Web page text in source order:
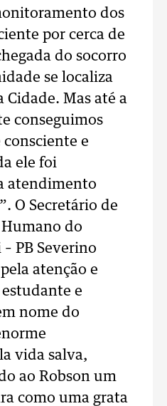
dos
por cerca de
do socorro
se localiza
Cidade. Mas até a
conseguimos
e
ele foi
atendimento
O Secretário de
do
PB Severino
atenção e
e
nome do
vida salva,
ao Robson um
como uma grata